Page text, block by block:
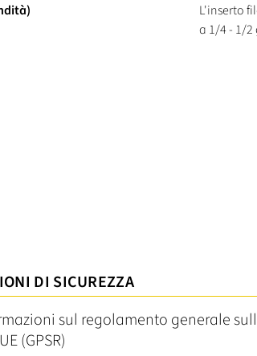
L'inserto
a 1/4 - 1/2
DI SICUREZZA
sul regolamento generale
(GPSR)